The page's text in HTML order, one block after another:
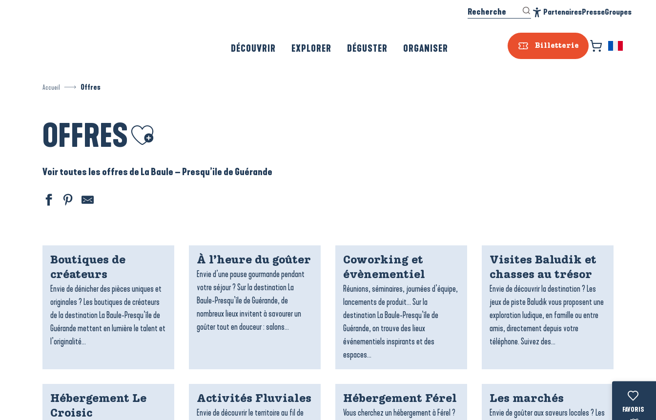
Billetterie
Recherche PartenairesPresseGroupes
DÉCOUVRIR EXPLORER DÉGUSTER ORGANISER
Voir les
Accueil Offres
OFFRES Ajouter aux favoris
Voir toutes les offres de La Baule – Presqu’ile de Guérande
Boutiques de
créateurs
Envie de dénicher des pièces uniques et
originales ? Les boutiques de créateurs
de la destination La Baule-Presqu’île de
Guérande mettent en lumière le talent et
l’originalité...
À l’heure du goûter
Envie d’une pause gourmande pendant
votre séjour ? Sur la destination La
Baule-Presqu’île de Guérande, de
nombreux lieux invitent à savourer un
goûter tout en douceur : salons...
Coworking et
évènementiel
Réunions, séminaires, journées d’équipe,
lancements de produit… Sur la
destination La Baule-Presqu’île de
Guérande, on trouve des lieux
événementiels inspirants et des
espaces...
Visites Baludik et
chasses au trésor
Envie de découvrir la destination ? Les
jeux de piste Baludik vous proposent une
exploration ludique, en famille ou entre
amis, directement depuis votre
téléphone. Suivez des...
Hébergement Le
Croisic
Activités Fluviales
Envie de découvrir le territoire au fil de
Hébergement Férel
Vous cherchez un hébergement à Férel ?
Les marchés
Envie de goûter aux saveurs locales ? Les